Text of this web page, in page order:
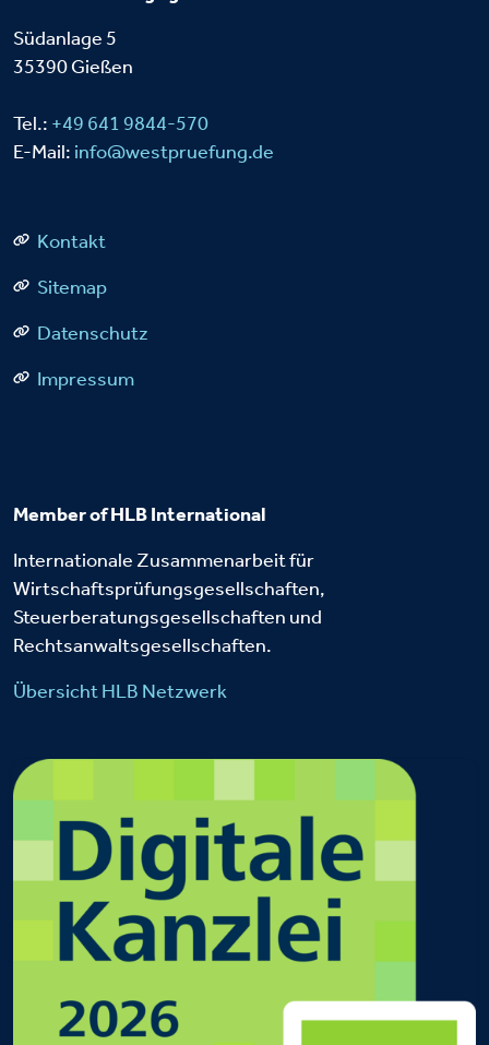
Südanlage 5
35390 Gießen
Tel.: +49 641 9844-570
E-Mail: info@westpruefung.de
Kontakt
Sitemap
Datenschutz
Impressum
Member of HLB International
Internationale Zusammenarbeit für
Wirtschaftsprüfungsgesellschaften,
Steuerberatungsgesellschaften und
Rechtsanwaltsgesellschaften.
Übersicht HLB Netzwerk